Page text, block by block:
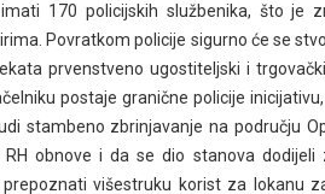
170 policijskih službenika, što je
Povratkom policije sigurno će se
prvenstveno ugostiteljski i
postaje granične policije
stambeno zbrinjavanje na području
obnove i da se dio stanova
višestruku korist za lokanu